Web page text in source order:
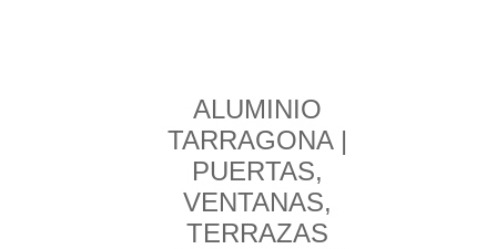
ALUMINIO
TARRAGONA |
PUERTAS,
VENTANAS,
TERRAZAS